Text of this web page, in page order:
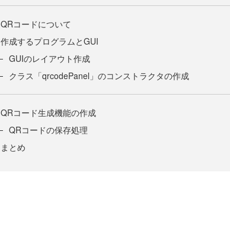
QRコードについて
作成するプログラムとGUI
GUIのレイアウト作成
クラス「qrcodePanel」のコンストラクタの作成
QRコード生成機能の作成
QRコードの保存処理
まとめ